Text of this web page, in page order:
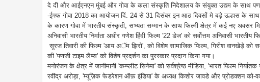
दे दी और आईएनएन मुंबई और गोवा के कला संस्कृति निदेशालय के संयुक्त उद्यम के साथ
-ईफ्फ गोवा 2018 का आयोजन दिं. 24 से 31 दिसंबर इन आठ दिवसों मे बड़े उल्हास के साथ
के कारण गोवा में भारतीय संस्कृती, सभ्यता सम्मान के साथ फिल्मी क्षेत्र में कई नए अवसर
अनिवासी भारतीय निर्माता अधीर गणेश हिंदी फिल्म '22 डेज' को सर्वोत्तम अनिवासी भारतीय
सूरज तिवारी की फिल्म 'आय अॅम झिरो', को विशेष सामाजिक फिल्म, गिरीश वानखेड़े को
की 'पणजी टाइम लैप्स' को विशेष प्रदर्शन का पुरस्कार प्रदान किया गया।
मनोरंजन के क्षेत्र में जानीमानी 'कम्प्लीट सिनेमा' को सर्वश्रेष्ठ मीडिया, 'भारत फिल्म
रवींद्र अरोड़ा, 'म्यूज़िक फेडरेशन ऑफ़ इंडिया' के अध्यक्ष किशोर जावडे और प्रोडक्शन को-